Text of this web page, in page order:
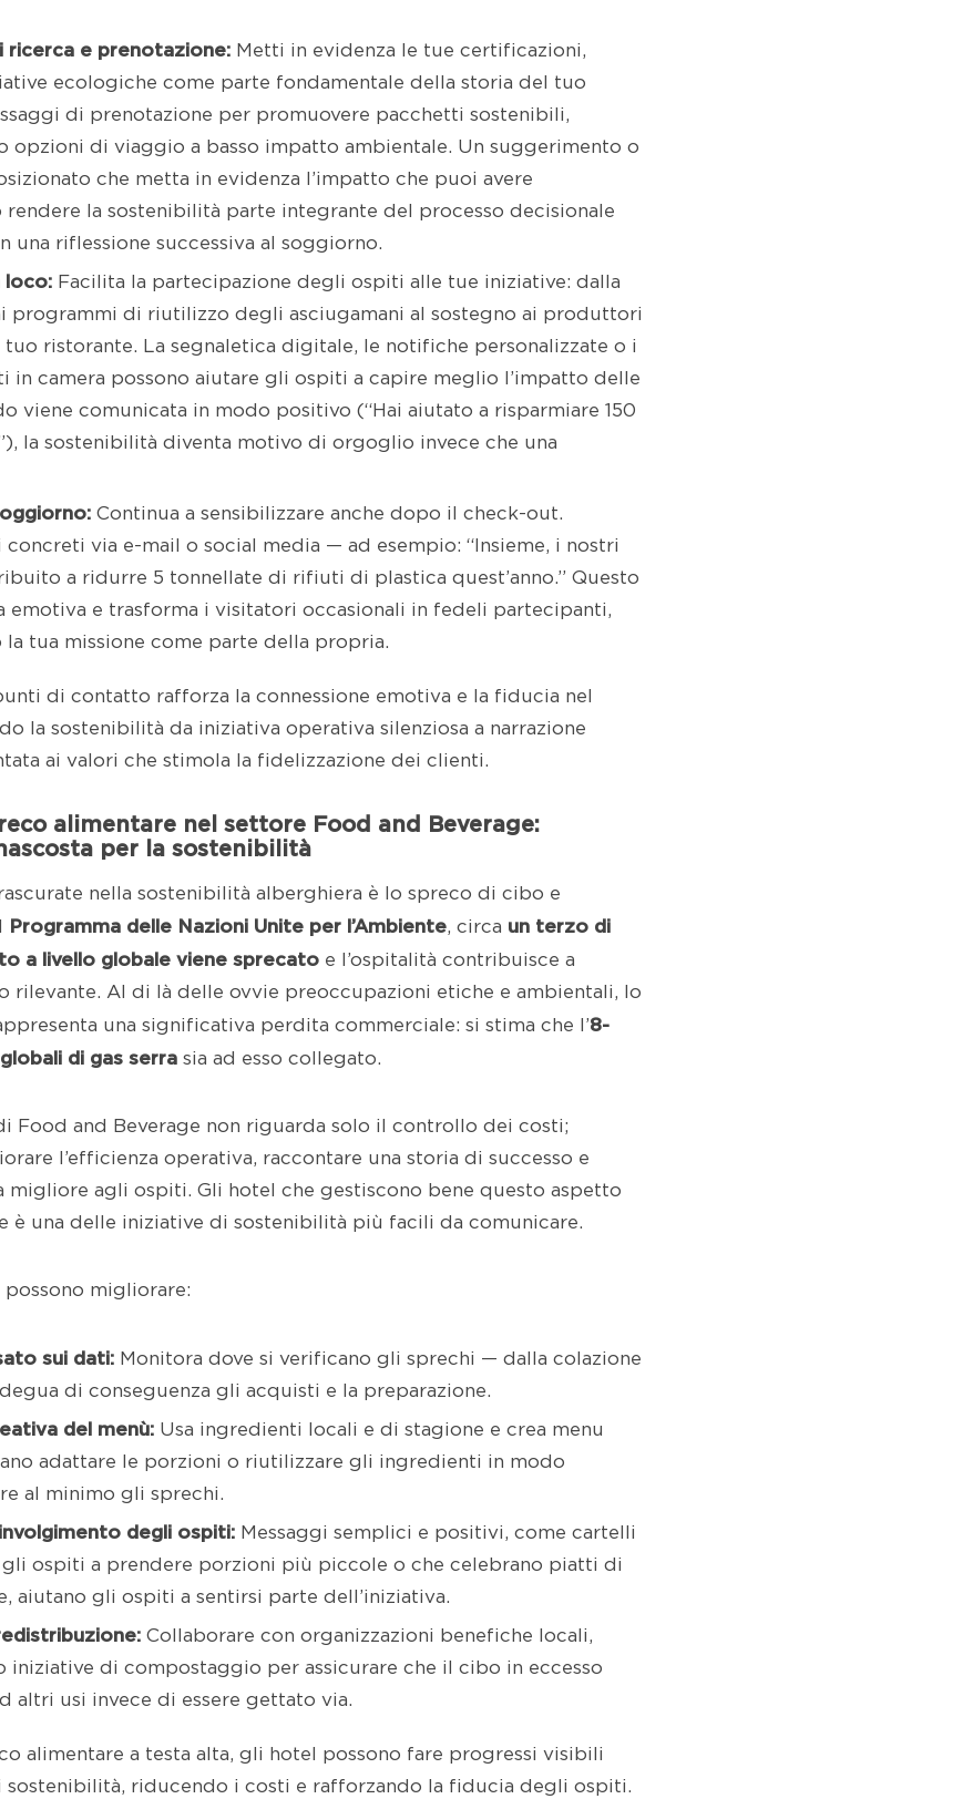
ricerca e prenotazione: Metti in evidenza le tue certificazioni,
ecologiche come parte fondamentale della storia del tuo
di prenotazione per promuovere pacchetti sostenibili,
opzioni di viaggio a basso impatto ambientale. Un suggerimento o
che metta in evidenza l’impatto che puoi avere
rendere la sostenibilità parte integrante del processo decisionale
una riflessione successiva al soggiorno.
loco: Facilita la partecipazione degli ospiti alle tue iniziative: dalla
programmi di riutilizzo degli asciugamani al sostegno ai produttori
ristorante. La segnaletica digitale, le notifiche personalizzate o i
in camera possono aiutare gli ospiti a capire meglio l’impatto delle
viene comunicata in modo positivo (“Hai aiutato a risparmiare 150
la sostenibilità diventa motivo di orgoglio invece che una
Continua a sensibilizzare anche dopo il check-out.
via e-mail o social media — ad esempio: “Insieme, i nostri
a ridurre 5 tonnellate di rifiuti di plastica quest’anno.” Questo
emotiva e trasforma i visitatori occasionali in fedeli partecipanti,
tua missione come parte della propria.
di contatto rafforza la connessione emotiva e la fiducia nel
la sostenibilità da iniziativa operativa silenziosa a narrazione
ai valori che stimola la fidelizzazione dei clienti.
alimentare nel settore Food and Beverage:
per la sostenibilità
nella sostenibilità alberghiera è lo spreco di cibo e
Programma delle Nazioni Unite per l’Ambiente, circa un terzo di
a livello globale viene sprecato e l’ospitalità contribuisce a
rilevante. Al di là delle ovvie preoccupazioni etiche e ambientali, lo
una significativa perdita commerciale: si stima che l’8-
di gas serra sia ad esso collegato.
Food and Beverage non riguarda solo il controllo dei costi;
l’efficienza operativa, raccontare una storia di successo e
migliore agli ospiti. Gli hotel che gestiscono bene questo aspetto
è una delle iniziative di sostenibilità più facili da comunicare.
migliorare:
sui dati: Monitora dove si verificano gli sprechi — dalla colazione
di conseguenza gli acquisti e la preparazione.
del menù: Usa ingredienti locali e di stagione e crea menu
adattare le porzioni o riutilizzare gli ingredienti in modo
al minimo gli sprechi.
degli ospiti: Messaggi semplici e positivi, come cartelli
ospiti a prendere porzioni più piccole o che celebrano piatti di
aiutano gli ospiti a sentirsi parte dell’iniziativa.
Collaborare con organizzazioni benefiche locali,
iniziative di compostaggio per assicurare che il cibo in eccesso
altri usi invece di essere gettato via.
alimentare a testa alta, gli hotel possono fare progressi visibili
riducendo i costi e rafforzando la fiducia degli ospiti.